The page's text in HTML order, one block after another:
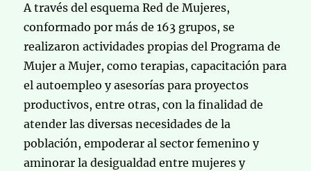
A través del esquema Red de Mujeres,
conformado por más de 163 grupos, se
realizaron actividades propias del Programa de
Mujer a Mujer, como terapias, capacitación para
el autoempleo y asesorías para proyectos
productivos, entre otras, con la finalidad de
atender las diversas necesidades de la
población, empoderar al sector femenino y
aminorar la desigualdad entre mujeres y